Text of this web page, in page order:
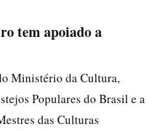
tem apoiado a
Ministério da Cultura,
Populares do Brasil e a
das Culturas